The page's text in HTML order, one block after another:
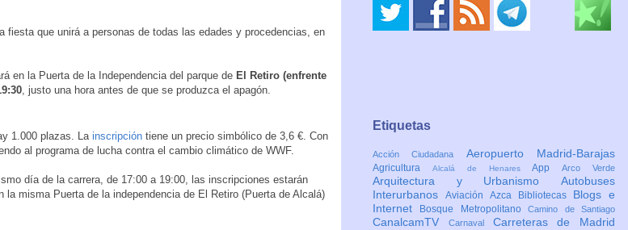
fiesta que unirá a personas de todas las edades y procedencias, en
en la Puerta de la Independencia del parque de El Retiro (enfrente
, justo una hora antes de que se produzca el apagón.
1.000 plazas. La inscripción tiene un precio simbólico de 3,6 €. Con
al programa de lucha contra el cambio climático de WWF.
día de la carrera, de 17:00 a 19:00, las inscripciones estarán
la misma Puerta de la independencia de El Retiro (Puerta de Alcalá)
Etiquetas
Acción Ciudadana Aeropuerto Madrid-Barajas
Agricultura Alcalá de HenaresAppArco Verde
Arquitectura y Urbanismo Autobuses
Interurbanos Aviación Azca Bibliotecas Blogs e
Internet
Bosque MetropolitanoCamino de Santiago
CanalcamTV Carnaval Carreteras de Madrid